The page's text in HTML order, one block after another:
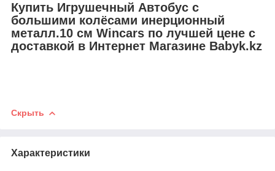
Купить Игрушечный Автобус с
большими колёсами инерционный
металл.10 см Wincars по лучшей цене с
доставкой в Интернет Магазине Babyk.kz
Скрыть
Характеристики